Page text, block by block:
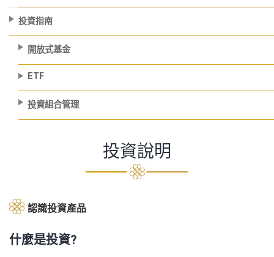
投資指南
開放式基金
ETF
投資組合管理
投資說明
認識投資產品
什麼是投資?